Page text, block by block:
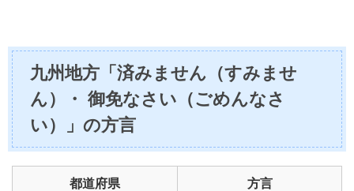
九州地方「済みません（すみませ
ん）・ 御免なさい（ごめんなさ
い）」の方言
都道府県 方言